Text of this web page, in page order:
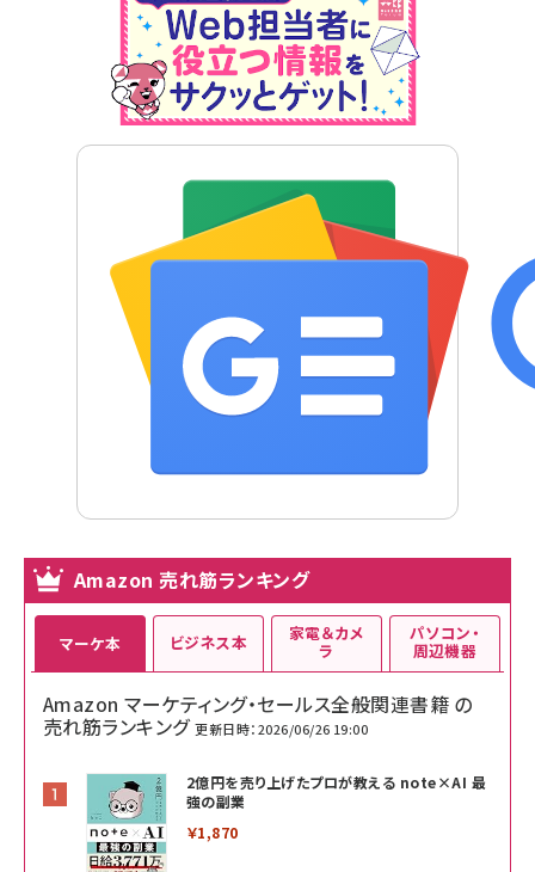
Amazon 売れ筋ランキング
マーケ本
Amazon マーケティング・セールス全般関連書籍 の
売れ筋ランキング 更新日時：2026/06/26 19:00
2億円を売り上げたプロが教える note×AI 最
強の副業
￥1,870
ビジネス本 家電＆カメ
ラ
パソコン・
周辺機器